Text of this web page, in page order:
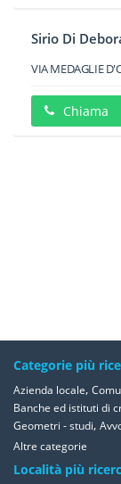
Sirio Di
VIA MEDAGLIE
Chiama
Categorie più
Azienda locale,
Banche ed istituti di
Geometri - studi,
Altre categorie
Località più